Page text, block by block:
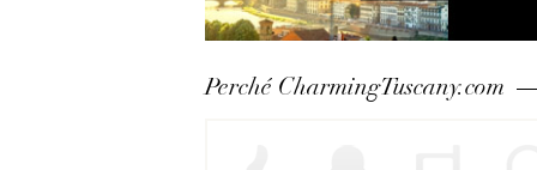
Perché CharmingTuscany.com